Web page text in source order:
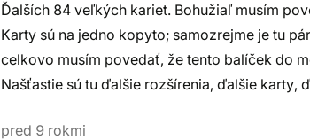
Ďalších 84 veľkých kariet. Bohužiaľ musím
Karty sú na jedno kopyto; samozrejme je tu
celkovo musím povedať, že tento balíček do
Našťastie sú tu ďalšie rozšírenia, ďalšie karty,
pred 9 rokmi